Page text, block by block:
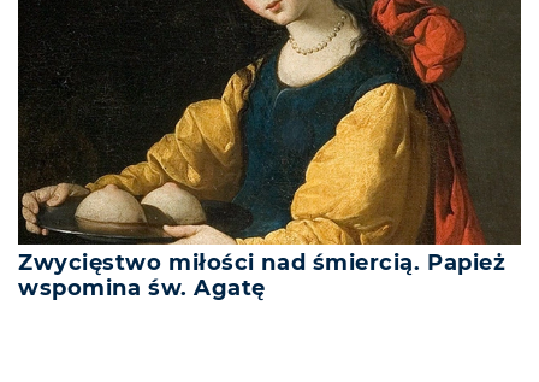
Zwycięstwo miłości nad śmiercią. Papież
wspomina św. Agatę